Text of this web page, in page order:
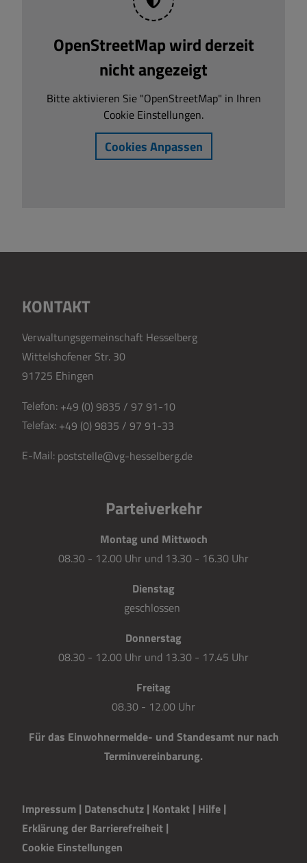
OpenStreetMap wird derzeit
nicht angezeigt
Bitte aktivieren Sie "OpenStreetMap" in Ihren
Cookie Einstellungen.
Cookies Anpassen
KONTAKT
Verwaltungsgemeinschaft Hesselberg
Wittelshofener Str. 30
91725 Ehingen
Telefon: +49 (0) 9835 / 97 91-10
Telefax: +49 (0) 9835 / 97 91-33
E-Mail: poststelle@vg-hesselberg.de
Parteiverkehr
Montag und Mittwoch
08.30 - 12.00 Uhr und 13.30 - 16.30 Uhr
Dienstag
geschlossen
Donnerstag
08.30 - 12.00 Uhr und 13.30 - 17.45 Uhr
Freitag
08.30 - 12.00 Uhr
Für das Einwohnermelde- und Standesamt nur nach
Terminvereinbarung.
Impressum | Datenschutz | Kontakt | Hilfe |
Erklärung der Barrierefreiheit |
Cookie Einstellungen